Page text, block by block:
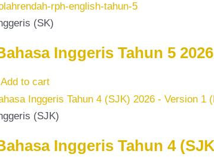
(SK)
Inggeris Tahun 5
Add to cart
(SJK)
Inggeris Tahun 4